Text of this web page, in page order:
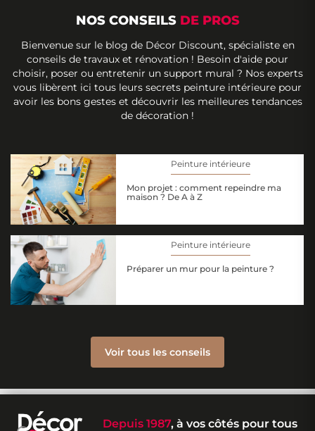
NOS CONSEILS DE PROS
Bienvenue sur le blog de Décor Discount, spécialiste en
conseils de travaux et rénovation ! Besoin d'aide pour
choisir, poser ou entretenir un support mural ? Nos experts
vous libèrent ici tous leurs secrets peinture intérieure pour
avoir les bons gestes et découvrir les meilleures tendances
de décoration !
Peinture intérieure
Mon projet : comment repeindre ma
maison ? De A à Z
Peinture intérieure
Préparer un mur pour la peinture ?
Voir tous les conseils
Depuis 1987, à vos côtés pour tous